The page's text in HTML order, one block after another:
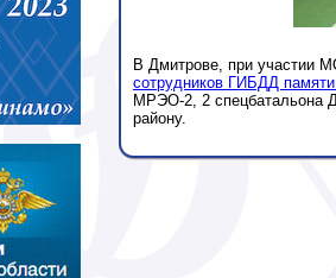
В Дмитрове, при участии
сотрудников ГИБДД
МРЭО-2, 2 спецбатальона
району.